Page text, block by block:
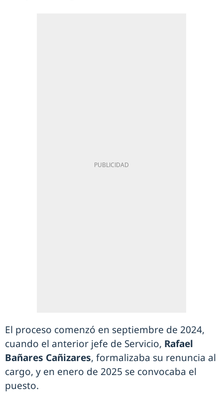
El proceso comenzó en septiembre de 2024,
cuando el anterior jefe de Servicio, Rafael
Bañares Cañizares, formalizaba su renuncia al
cargo, y en enero de 2025 se convocaba el
puesto.